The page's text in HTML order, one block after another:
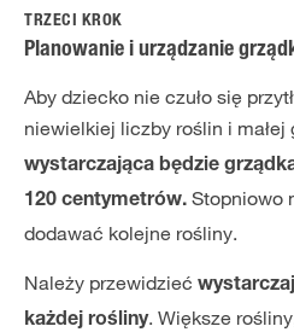
TRZECI KROK
Planowanie i urządzanie
Aby dziecko nie czuło się
niewielkiej liczby roślin i małej
wystarczająca będzie
120 centymetrów. Stopniowo
dodawać kolejne rośliny.
Należy przewidzieć
każdej rośliny. Większe